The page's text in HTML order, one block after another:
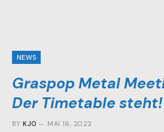
NEWS
Graspop Metal
Der Timetable steht!
BY KJO MAI 16, 2022